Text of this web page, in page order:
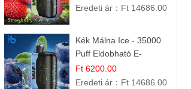
Eredeti ár： Ft 14686.00
Kék Málna Ice - 35000
Puff Eldobható E-
cigaretta | Élénkítő
Gyümölcsös
Ft 6200.00
Eredeti ár： Ft 14686.00